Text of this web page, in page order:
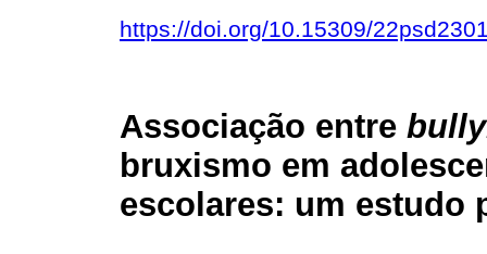
https://doi.org/10.15309/
Associação entre
bruxismo em
escolares: um estudo